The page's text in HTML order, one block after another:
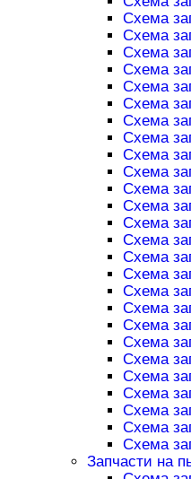
Схема
Схема
Схема
Схема
Схема
Схема
Схема
Схема
Схема
Схема
Схема
Схема
Схема
Схема
Схема
Схема
Схема
Схема
Схема
Схема
Схема
Схема
Схема
Схема
Схема
Схема
Запчасти на